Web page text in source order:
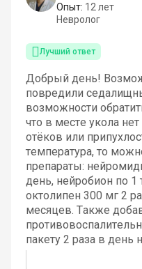
Опыт: 12 лет
Невролог
Лучший ответ
Добрый день!
повредили
возможности
что в месте укола
отёков или
температура, то
препараты:
день, нейробион по 1
октолипен 300 мг 2
месяцев. Также
пакету 2 раза в день